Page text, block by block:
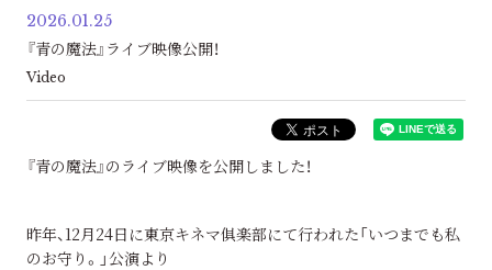
2026.01.25
『青の魔法』ライブ映像公開！
Video
『青の魔法』のライブ映像を公開しました！
昨年、12月24日に東京キネマ俱楽部にて行われた「いつまでも私
のお守り。」公演より